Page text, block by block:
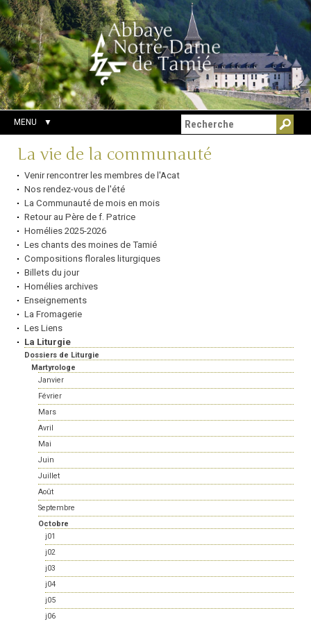
Aller
au
contenu.
|
Aller
à
la
navigation
Outils
personnels
Chercher par
Recherche
avancée…
MENU
Navigation
La vie de la communauté
Venir rencontrer les membres de l'Acat
Nos rendez-vous de l'été
La Communauté de mois en mois
Retour au Père de f. Patrice
Homélies 2025-2026
Les chants des moines de Tamié
Compositions florales liturgiques
Billets du jour
Homélies archives
Enseignements
La Fromagerie
Les Liens
La Liturgie
Dossiers de Liturgie
Martyrologe
Janvier
Février
Mars
Avril
Mai
Juin
Juillet
Août
Septembre
Octobre
j01
j02
j03
j04
j05
j06